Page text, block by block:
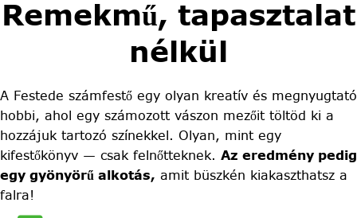
Remekmű, tapasztalat
nélkül
A Festede számfestő egy olyan kreatív és megnyugtató
hobbi, ahol egy számozott vászon mezőit töltöd ki a
hozzájuk tartozó színekkel. Olyan, mint egy
kifestőkönyv — csak felnőtteknek. Az eredmény pedig
egy gyönyörű alkotás, amit büszkén kiakaszthatsz a
falra!